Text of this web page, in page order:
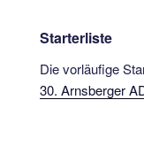
Starterliste
Die vorläufige
30. Arnsberger